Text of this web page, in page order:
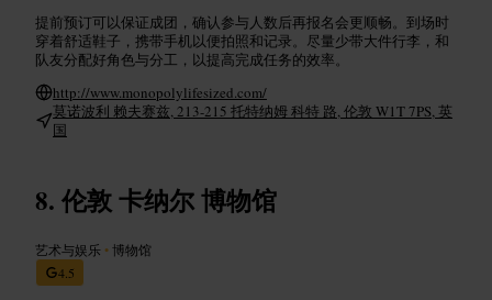
提前预订可以保证成团，确认参与人数后再报名会更顺畅。到场时
穿着舒适鞋子，携带手机以便拍照和记录。尽量少带大件行李，和
队友分配好角色与分工，以提高完成任务的效率。
http://www.monopolylifesized.com/
莫诺波利 赖夫赛兹, 213-215 托特纳姆 科特 路, 伦敦 W1T 7PS, 英
国
伦敦 卡纳尔 博物馆
艺术与娱乐 •博物馆
4.5